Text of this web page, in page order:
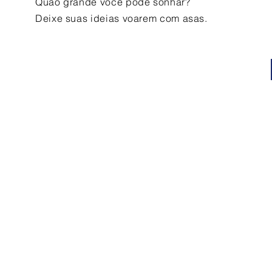
Deixe suas ideias voarem com asas.